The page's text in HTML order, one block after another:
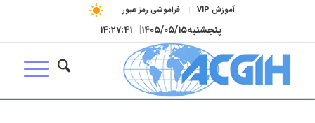
آموزش VIP فراموشی رمز عبور
پنجشنبه۱۴۰۵/۰۵/۱۵| ۱۴:۲۷:۴۲